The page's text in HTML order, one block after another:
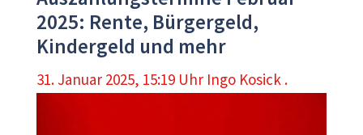
2025: Rente, Bürgergeld,
Kindergeld und mehr
31. Januar 2025, 15:19 Uhr Ingo Kosick .